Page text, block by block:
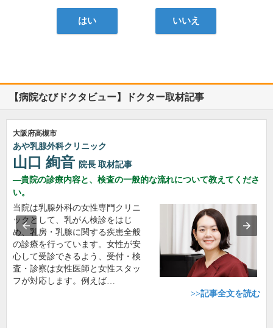
はい いいえ
【病院なびドクタビュー】ドクター取材記事
大阪府高槻市
あや乳腺外科クリニック
山口 絢音 院長 取材記事
貴院の診療内容と、検査の一般的な流れについて教えてくださ
い。
当院は乳腺外科の女性専門クリニ
ックとして、乳がん検診をはじ
め、乳房・乳腺に関する疾患全般
の診療を行っています。女性が安
心して受診できるよう、受付・検
査・診察は女性医師と女性スタッ
フが対応します。例えば…
>>記事全文を読む